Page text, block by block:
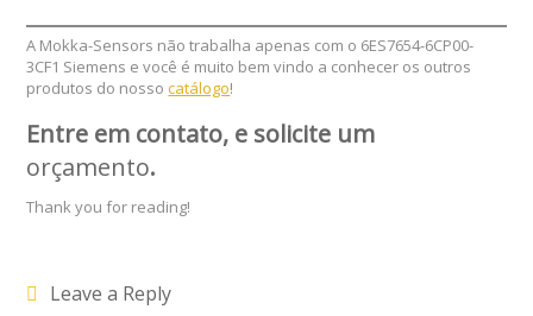
A Mokka-Sensors não trabalha apenas com o 6ES7654-6CP00-
3CF1 Siemens e você é muito bem vindo a conhecer os outros
produtos do nossocatálogo!
Entre em contato, e solicite um
orçamento.
Thank you for reading!
Leave a Reply